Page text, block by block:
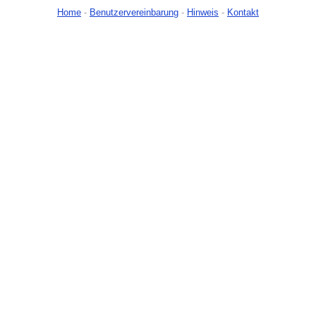
Home - Benutzervereinbarung - Hinweis - Kontakt